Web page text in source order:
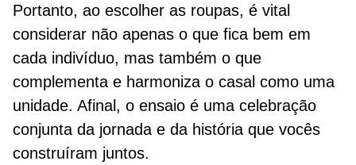
Portanto, ao escolher as roupas, é vital
considerar não apenas o que fica bem em
cada indivíduo, mas também o que
complementa e harmoniza o casal como uma
unidade. Afinal, o ensaio é uma celebração
conjunta da jornada e da história que vocês
construíram juntos.